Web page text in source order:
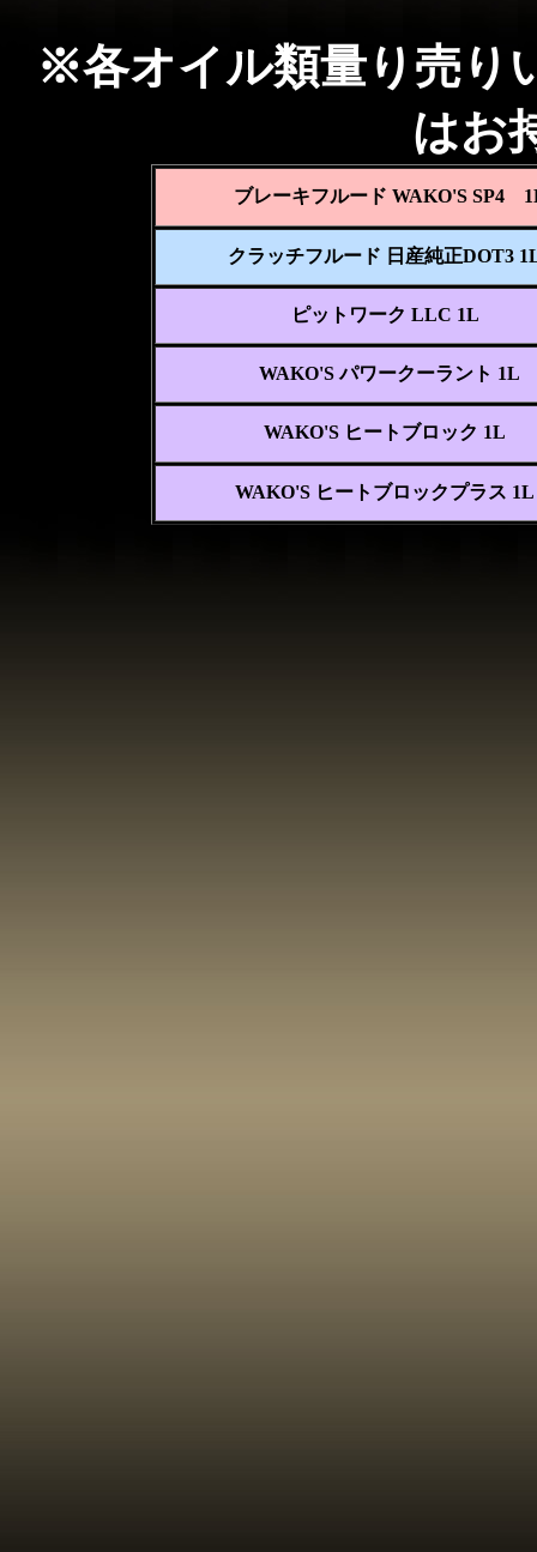
※各オイル類量り売り
はお
ブレーキフルード WAKO'S SP4
クラッチフルード 日産純正DOT3
ピットワーク LLC 1L
WAKO'S パワークーラント 1L
WAKO'S ヒートブロック 1L
WAKO'S ヒートブロックプラス 1L